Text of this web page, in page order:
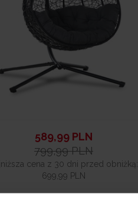
589,99 PLN
799,99 PLN
cena z 30 dni przed obniżką:
699,99 PLN